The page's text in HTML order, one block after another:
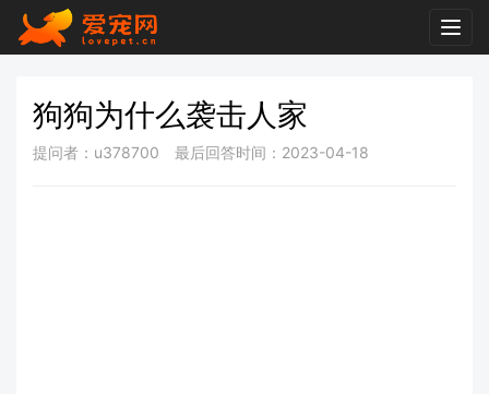
狗狗为什么袭击人家
提问者：u378700 最后回答时间：2023-04-18